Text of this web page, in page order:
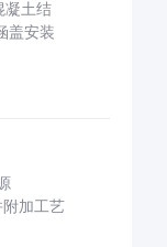
凝土结
盖安装
附加工艺